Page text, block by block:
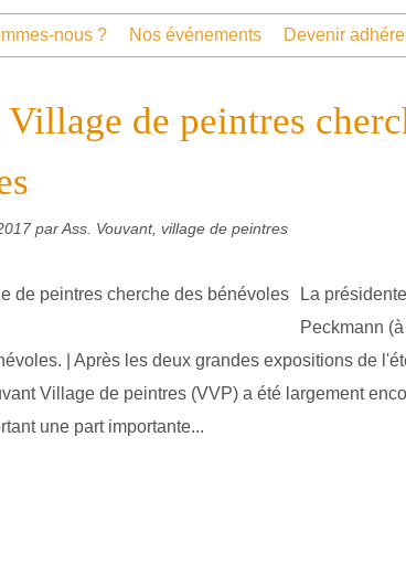
nous ? Nos événements Devenir
de peintres
par Ass. Vouvant, village de peintres
La
Peckmann
| Après les deux grandes expositions de
Village de peintres (VVP) a été largement
une part importante...